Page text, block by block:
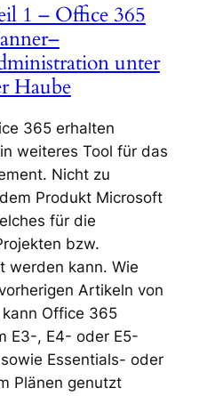
1 – Office 365
unter
Haube
365 erhalten
weiteres Tool für das
Nicht zu
Produkt Microsoft
für die
bzw.
werden kann. Wie
Artikeln von
Office 365
E3-, E4- oder E5-
Essentials- oder
Plänen genutzt